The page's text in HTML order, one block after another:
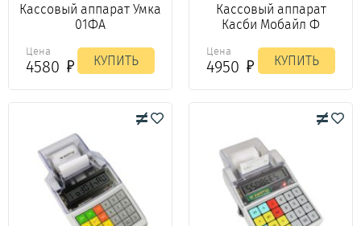
Кассовый аппарат Умка
01ФА
Цена
4580 КУПИТЬ
Кассовый аппарат
Касби Мобайл Ф
Цена
4950 КУПИТЬ